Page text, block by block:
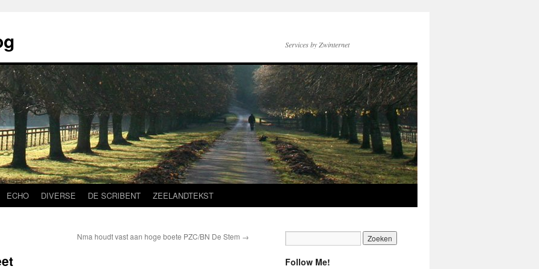
Services by Zwinternet
ECHO DIVERSE DE SCRIBENT ZEELANDTEKST
Nma houdt vast aan hoge boete PZC/BN De Stem →
Follow Me!